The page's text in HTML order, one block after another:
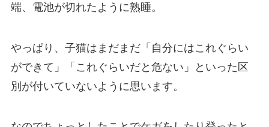
端、電池が切れたように熟睡。
やっぱり、子猫はまだまだ「自分にはこれぐらい
ができて」「これぐらいだと危ない」といった区
別が付いていないように思います。